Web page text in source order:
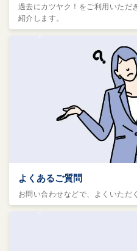
過去にカツヤク！をご利用いただ
紹介します。
よくあるご質問
お問い合わせなどで、よくいただ